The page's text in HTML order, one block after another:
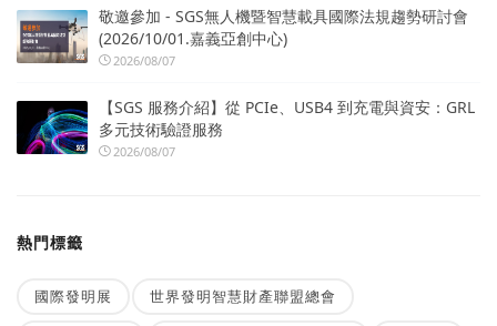
敬邀參加 - SGS無人機暨智慧載具國際法規趨勢研討會
(2026/10/01.嘉義亞創中心)
2026/08/07
【SGS 服務介紹】從 PCIe、USB4 到充電與資安：GRL
多元技術驗證服務
2026/08/07
熱門標籤
國際發明展 世界發明智慧財產聯盟總會